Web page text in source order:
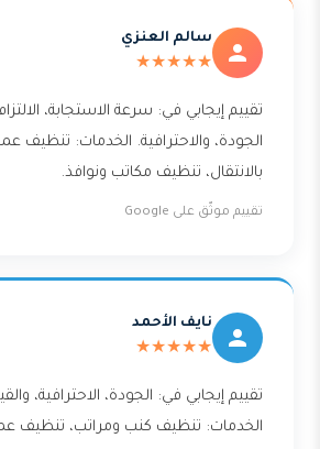
سالم العنزي
★★★★★
تقييم إيجابي في: سرعة الاستجابة،
الجودة، والاحترافية. الخدمات: تنظيف
بالانتقال، تنظيف مكاتب ونوافذ.
تقييم موثّق على Google
نايف الأحمد
★★★★★
تقييم إيجابي في: الجودة، الاحترافية،
الخدمات: تنظيف كنب ومراتب، تنظيف